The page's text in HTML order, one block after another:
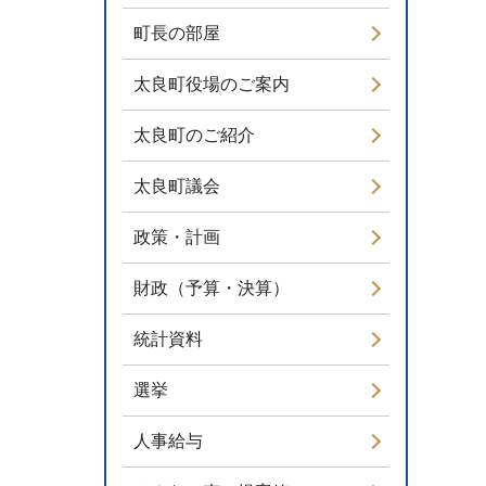
町長の部屋
太良町役場のご案内
太良町のご紹介
太良町議会
政策・計画
財政（予算・決算）
統計資料
選挙
人事給与